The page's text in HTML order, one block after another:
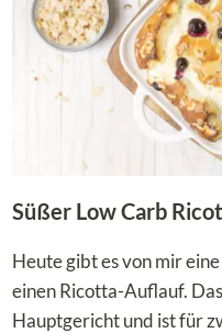
Süßer Low Carb
Heute gibt es von mir
einen Ricotta-Auflauf.
Hauptgericht und ist für